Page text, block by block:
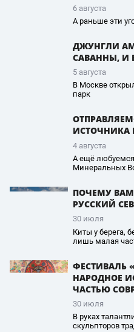
6 августа
А раньше эти
ДЖУНГЛИ
САВАННЫ, И
5 августа
В Москве
парк
ИСТОЧНИКА
4 августа
А ещё
Минеральных
ПОЧЕМУ ВАМ
РУССКИЙ
30 июля
Киты у берега,
лишь малая
ФЕСТИВАЛЬ
НАРОДНОЕ
ЧАСТЬЮ
30 июля
В руках
скульпторов